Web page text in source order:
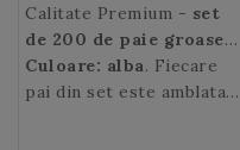
Calitate Premium - set
de 200 de paie groase
din plastic
biodegradabil - special
Culoare: alba. Fiecare
pai din set este amblatat